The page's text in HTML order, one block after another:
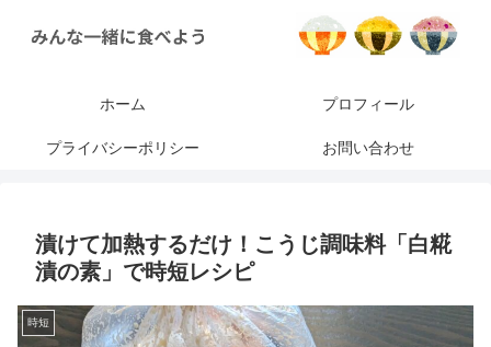
ホーム プロフィール
プライバシーポリシー お問い合わせ
漬けて加熱するだけ！こうじ調味料「白糀
漬の素」で時短レシピ
時短